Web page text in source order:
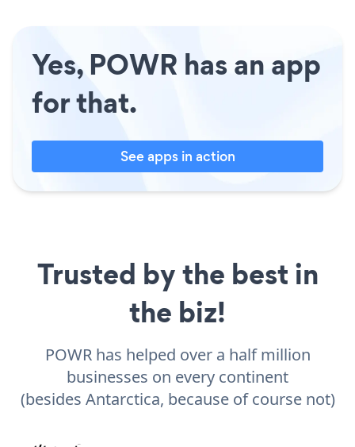
Yes, POWR has an app
for that.
See apps in action
Trusted by the best in
the biz!
POWR has helped over a half million
businesses on every continent
(besides Antarctica, because of course not)